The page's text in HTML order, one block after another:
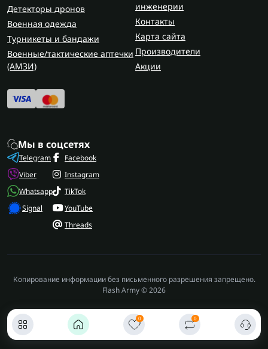
0 0
Детекторы дронов
Военная одежда
Турникеты и бандажи
Военные/тактические аптечки
(AMЗИ)
инженерии
Контакты
Карта сайта
Производители
Акции
Мы в соцсетях
Telegram
Viber
Whatsapp
Signal
Facebook
Instagram
TikTok
YouTube
Threads
Копирование информации без письменного разрешения запрещено.
Flash Army © 2026